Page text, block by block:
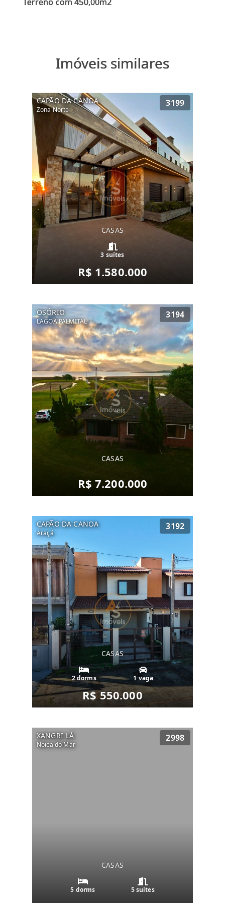
Imóveis similares
CAPÃO DA CANOA
Zona Norte
3199
CASAS
3 suítes
R$ 1.580.000
OSÓRIO
LAGOA PALMITAL
3194
CASAS
R$ 7.200.000
CAPÃO DA CANOA
Araçá
3192
CASAS
2 dorms 1 vaga
R$ 550.000
XANGRI-LÁ
Noica do Mar
2998
CASAS
5 dorms 5 suítes